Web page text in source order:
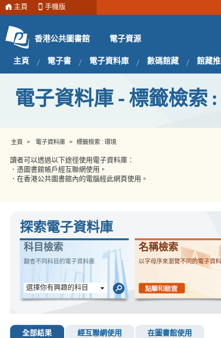
主頁 手機版
香港公共圖書館 電子資源
主頁 電子書 電子資料庫 數碼館藏 館藏
電子資料庫 - 標籤檢索 :
主頁 > 電子資料庫 > 標籤檢索 : 環境
讀者可以透過以下途徑使用電子資料庫︰
．憑圖書館帳戶經互聯網使用。
．在香港公共圖書館內的電腦經此網頁使用。
探索電子資料庫
科目檢索
翻查不同科目的電子資料庫
選擇你有興趣的科目
名稱檢索
以字母序來瀏覽不同的電子資
全部結果 經互聯網使用 在圖書館使用